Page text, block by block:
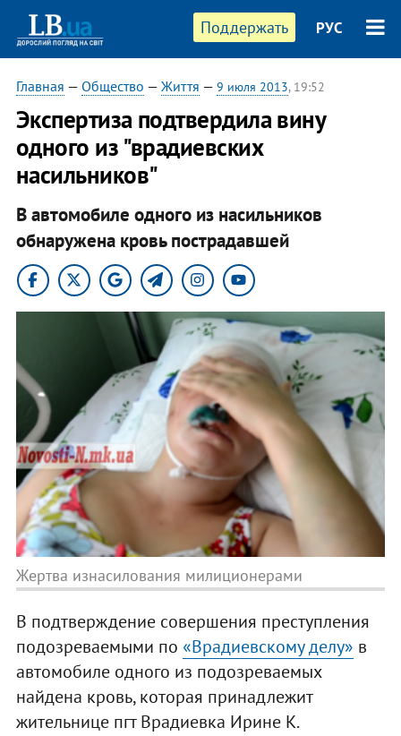
Поддержать РУС
Главная — Общество — Життя — 9 июля 2013, 19:52
Экспертиза подтвердила вину
одного из "врадиевских
насильников"
В автомобиле одного из насильников
обнаружена кровь пострадавшей
Жертва изнасилования милиционерами
В подтверждение совершения преступления
подозреваемыми по «Врадиевскому делу» в
автомобиле одного из подозреваемых
найдена кровь, которая принадлежит
жительнице пгт Врадиевка Ирине К.